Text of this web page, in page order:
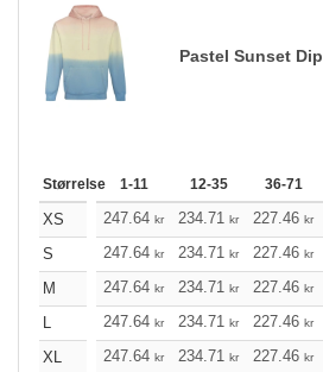
Pastel Sunset Dip
Størrelse 1-11 12-35 36-71
XS 247.64 kr 234.71 kr 227.46 kr
S
247.64 kr 234.71 kr 227.46 kr
M
247.64 kr 234.71 kr 227.46 kr
L
247.64 kr 234.71 kr 227.46 kr
XL
247.64 kr 234.71 kr 227.46 kr